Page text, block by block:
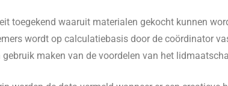
toegekend waaruit materialen gekocht kunnen
wordt op calculatiebasis door de coördinator
maken van de voordelen van het